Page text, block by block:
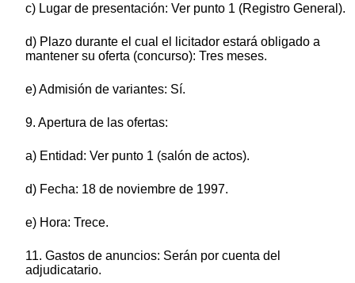
c) Lugar de presentación: Ver punto 1 (Registro General).
d) Plazo durante el cual el licitador estará obligado a
mantener su oferta (concurso): Tres meses.
e) Admisión de variantes: Sí.
9. Apertura de las ofertas:
a) Entidad: Ver punto 1 (salón de actos).
d) Fecha: 18 de noviembre de 1997.
e) Hora: Trece.
11. Gastos de anuncios: Serán por cuenta del
adjudicatario.